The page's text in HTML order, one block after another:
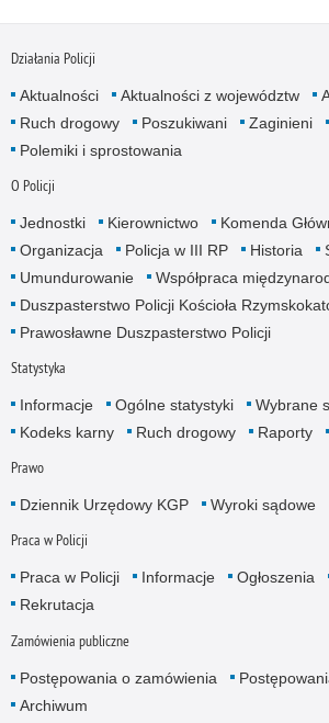
Działania Policji
Aktualności Aktualności z województw
Ruch drogowy
Poszukiwani Zaginieni
Polemiki i sprostowania
O Policji
Jednostki Kierownictwo
Komenda
Organizacja
Policja w III RP Historia
Umundurowanie
Współpraca
Duszpasterstwo Policji Kościoła
Prawosławne Duszpasterstwo Policji
Statystyka
Informacje Ogólne statystyki
Wybrane
Kodeks karny
Ruch drogowy Raporty
Prawo
Dziennik Urzędowy KGP Wyroki sądowe
Praca w Policji
Praca w Policji Informacje Ogłoszenia
Rekrutacja
Zamówienia publiczne
Postępowania o zamówienia
Archiwum